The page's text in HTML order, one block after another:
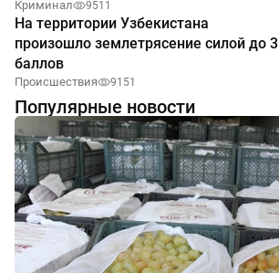
Криминал 9511
На территории Узбекистана
произошло землетрясение силой до 3
баллов
Происшествия 9151
Популярные новости